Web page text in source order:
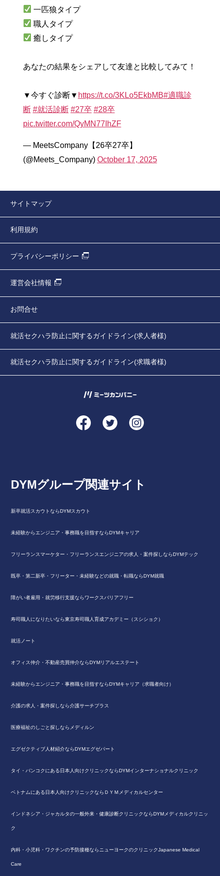
一匹狼タイプ
職人タイプ
癒しタイプ
あなたの結果をシェアして友達と比較してみて！
▼今すぐ診断▼ https://t.co/3KLo5EkbMB#適職診
断 #就活診断 #27卒 #28卒
pic.twitter.com/QyMN77IhZF
— MeetsCompany【26卒27卒】
(@Meets_Company) October 17, 2025
サイトマップ
利用規約
プライバシーポリシー
運営会社情報
お問合せ
就活セクハラ防止に関するガイドライン(求人者様)
就活セクハラ防止に関するガイドライン(求職者様)
DYMグループ関連サイト
新卒就活スカウトならDYMスカウト
未経験からエンジニア・事務職を目指すならDYMキャリア
フリーランスマーケター・フリーランスエンジニアの求人・案件探しならDYMテック
既卒・第二新卒・フリーター・未経験などの就職・転職ならDYM就職
障がい者雇用・就労移行支援ならワークスバリアフリー
寿司職人になりたいなら東京寿司職人育成アカデミー（スシショク）
就活ノート
オフィス仲介・不動産売買仲介ならDYMリアルエステート
未経験からエンジニア・事務職を目指すならDYMキャリア（求職者向け）
介護の求人・案件探しなら介護サーチプラス
医療福祉のしごと探しならメディルン
エグゼクティブ人材紹介ならDYMエグゼパート
タイ・バンコクにある日本人向けクリニックならDYMインターナショナルクリニック
ベトナムにある日本人向けクリニックならＤＹＭメディカルセンター
インドネシア・ジャカルタの一般外来・健康診断クリニックならDYMメディカルクリニッ
ク
内科・小児科・ワクチンの予防接種ならニューヨークのクリニックJapanese Medical
Care